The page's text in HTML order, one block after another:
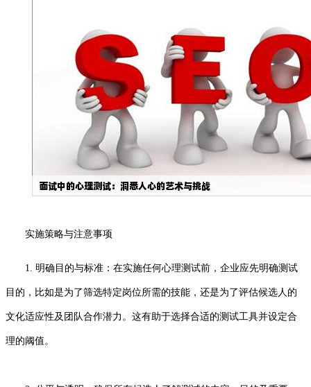
实施策略与注意事项
1. 明确目的与标准：在实施任何心理测试前，企业应先明确测试
目的，比如是为了筛选特定岗位所需的技能，还是为了评估候选人的
文化适应性及团队合作潜力。这有助于选择合适的测试工具并设定合
理的阈值。